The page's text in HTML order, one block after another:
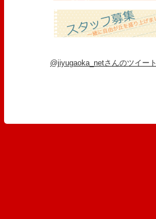
@jiyugaoka_netさんのツイート